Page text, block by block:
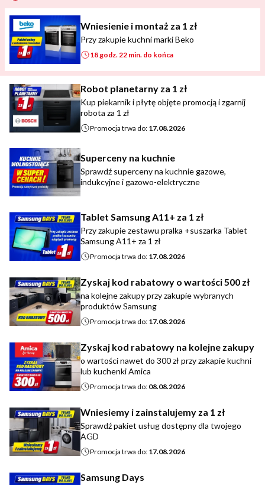
Robot planetarny za 1 zł
Kup piekarnik i płytę objęte promocją i zgarnij
robota za 1 zł
Promocja trwa do: 17.08.2026
Superceny na kuchnie
Sprawdź superceny na kuchnie gazowe,
indukcyjne i gazowo-elektryczne
Tablet Samsung A11+ za 1 zł
Przy zakupie zestawu pralka +suszarka Tablet
Samsung A11+ za 1 zł
Promocja trwa do: 17.08.2026
Zyskaj kod rabatowy o wartości 500 zł
na kolejne zakupy przy zakupie wybranych
produktów Samsung
Promocja trwa do: 17.08.2026
Zyskaj kod rabatowy na kolejne zakupy
o wartości nawet do 300 zł przy zakapie kuchni
lub kuchenki Amica
Promocja trwa do: 08.08.2026
Wniesiemy i zainstalujemy za 1 zł
Sprawdź pakiet usług dostępny dla twojego
AGD
Promocja trwa do: 17.08.2026
Samsung Days
Wniesienie i montaż za 1 zł
Przy zakupie kuchni marki Beko
18 godz. 22 min. do końca